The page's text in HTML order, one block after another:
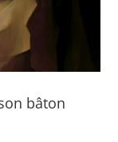
bâton